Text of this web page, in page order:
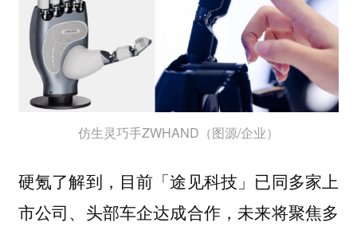
仿生灵巧手ZWHAND（图源/企业）
硬氪了解到，目前「途见科技」已同多家上
市公司、头部车企达成合作，未来将聚焦多